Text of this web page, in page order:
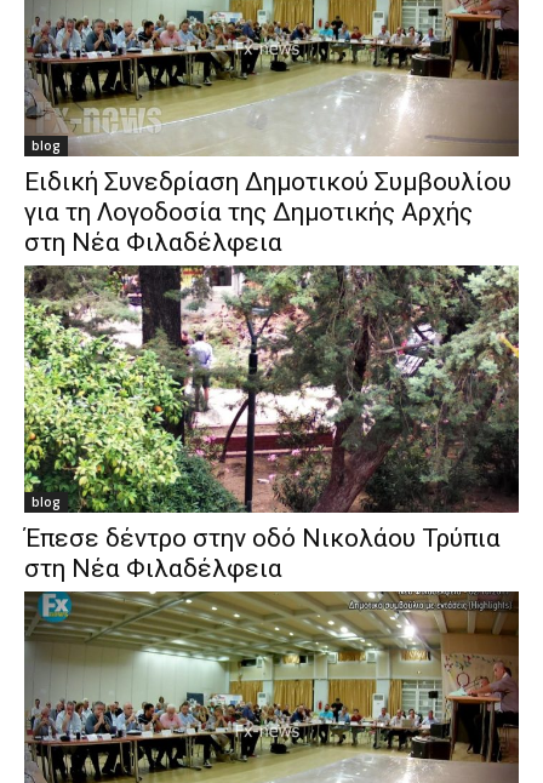
blog
Ειδική Συνεδρίαση Δημοτικού Συμβουλίου
για τη Λογοδοσία της Δημοτικής Αρχής
στη Νέα Φιλαδέλφεια
blog
Έπεσε δέντρο στην οδό Νικολάου Τρύπια
στη Νέα Φιλαδέλφεια